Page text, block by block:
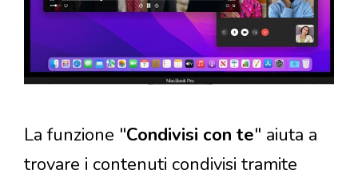
La funzione "Condivisi con te" aiuta a
trovare i contenuti condivisi tramite